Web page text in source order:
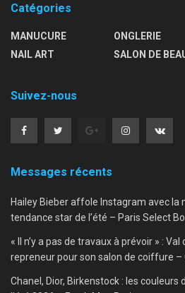
Catégories
MANUCURE
NAIL ART
ONGLERIE
SALON DE
Suivez-nous
Messages récents
Hailey Bieber affole Instagram avec la
tendance star de l’été – Paris Select
« Il n’y a pas de travaux à prévoir » :
repreneur pour son salon de coiffure –
Chanel, Dior, Birkenstock : les couleurs